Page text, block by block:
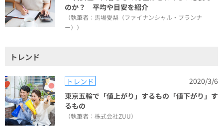
のか？ 平均や目安を紹介
（執筆者：馬場愛梨（ファイナンシャル・プランナ
ー））
トレンド
トレンド
2020/3/6
東京五輪で「値上がり」するもの「値下がり」す
るもの
（執筆者：株式会社ZUU）